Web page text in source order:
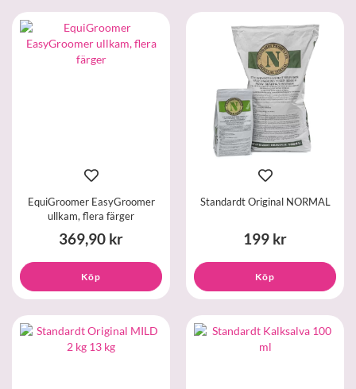
EquiGroomer EasyGroomer
ullkam, flera färger
369,90 kr
Köp
Standardt Original NORMAL
199 kr
Köp